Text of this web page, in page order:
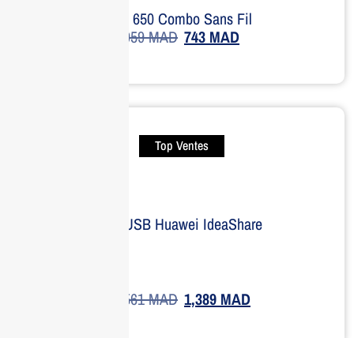
HP 650 Combo Sans Fil
959MAD 743 MAD
Top Ventes
Clé USB Huawei IdeaShare
1,561MAD 1,389 MAD